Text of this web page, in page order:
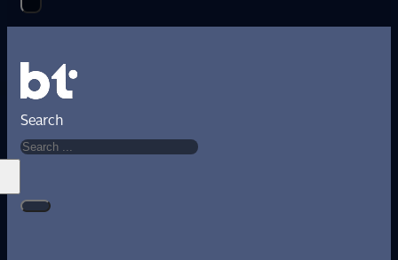
Search